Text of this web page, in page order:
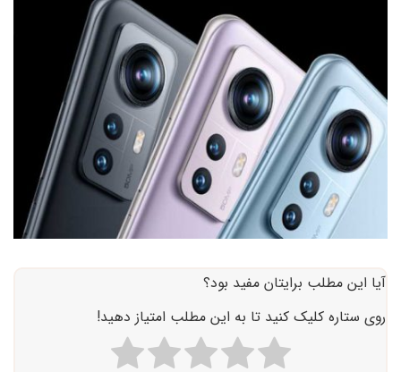
آیا این مطلب برایتان مفید بود؟
روی ستاره کلیک کنید تا به این مطلب امتیاز دهید!